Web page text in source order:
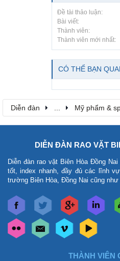
Đề tài thảo luận:
Bài viết:
Thành viên:
Thành viên mới nhất:
CÓ THỂ BẠN
Diễn đàn Mỹ phẩm &
DIỄN ĐÀN RAO VẶT
Diễn đàn rao vặt Biên Hòa Đồng Nai
tốt, index nhanh, đầy đủ các lĩnh
trường Biên Hòa, Đồng Nai cũng như
THÀNH VIÊN